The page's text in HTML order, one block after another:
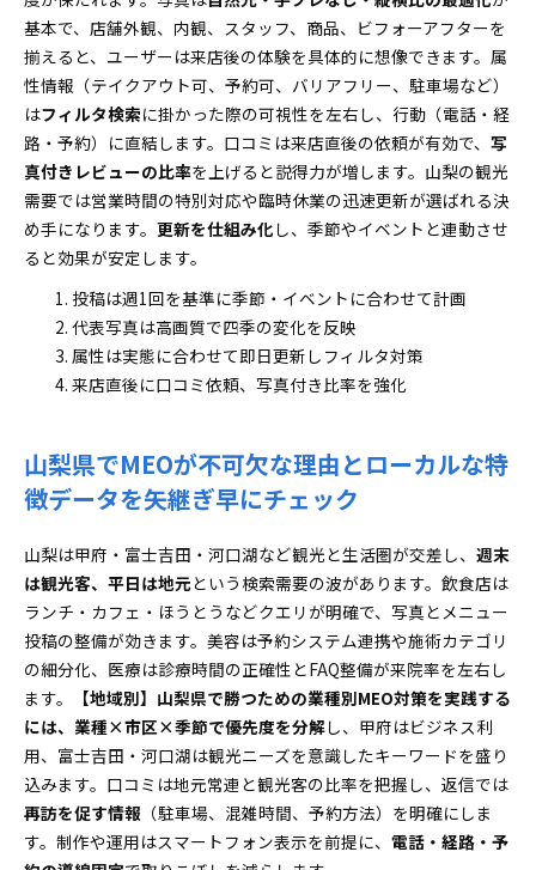
基本で、店舗外観、内観、スタッフ、商品、ビフォーアフターを
揃えると、ユーザーは来店後の体験を具体的に想像できます。属
性情報（テイクアウト可、予約可、バリアフリー、駐車場など）
はフィルタ検索に掛かった際の可視性を左右し、行動（電話・経
路・予約）に直結します。口コミは来店直後の依頼が有効で、 写
真付きレビューの比率を上げると説得力が増します。山梨の観光
需要では営業時間の特別対応や臨時休業の迅速更新が選ばれる決
め手になります。 更新を仕組み化 し、季節やイベントと連動させ
ると効果が安定します。
投稿は週1回を基準に季節・イベントに合わせて計画
代表写真は高画質で四季の変化を反映
属性は実態に合わせて即日更新しフィルタ対策
来店直後に口コミ依頼、写真付き比率を強化
山梨県でMEOが不可欠な理由とローカルな特
徴データを矢継ぎ早にチェック
山梨は甲府・富士吉田・河口湖など観光と生活圏が交差し、 週末
は観光客、平日は地元という検索需要の波があります。飲食店は
ランチ・カフェ・ほうとうなどクエリが明確で、写真とメニュー
投稿の整備が効きます。美容は予約システム連携や施術カテゴリ
の細分化、医療は診療時間の正確性とFAQ整備が来院率を左右し
ます。
【地域別】山梨県で勝つための業種別MEO対策を実践する
には、業種×市区×季節で優先度を分解し、甲府はビジネス利
用、富士吉田・河口湖は観光ニーズを意識したキーワードを盛り
込みます。口コミは地元常連と観光客の比率を把握し、返信では
再訪を促す情報 （駐車場、混雑時間、予約方法）を明確にしま
す。制作や運用はスマートフォン表示を前提に、 電話・経路・予